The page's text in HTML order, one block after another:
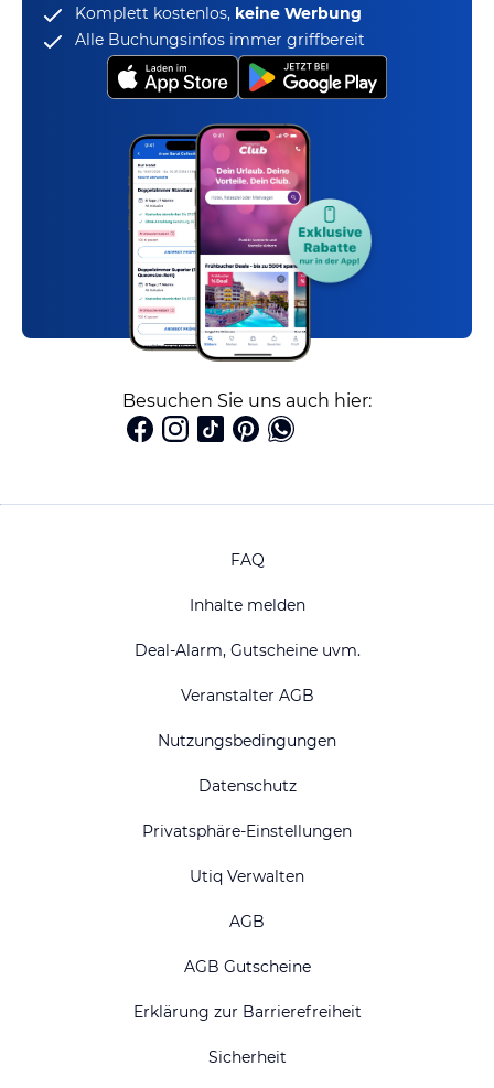
Komplett kostenlos, keine Werbung
Alle Buchungsinfos immer griffbereit
Besuchen Sie uns auch hier:
FAQ
Inhalte melden
Deal-Alarm, Gutscheine uvm.
Veranstalter AGB
Nutzungsbedingungen
Datenschutz
Privatsphäre-Einstellungen
Utiq Verwalten
AGB
AGB Gutscheine
Erklärung zur Barrierefreiheit
Sicherheit